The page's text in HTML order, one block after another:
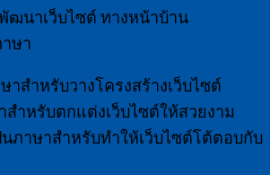
ฒนาเว็บไซต์ ทางหน้าบ้าน
ษา
าสำหรับวางโครงสร้างเว็บไซต์
สำหรับตกแต่งเว็บไซต์ให้สวยงาม
นภาษาสำหรับทำให้เว็บไซต์โต้ตอบกับ